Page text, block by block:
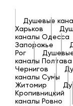
Душевые
Харьков
каналы Одесса
Запорожье
Рог
каналы Полтава
Чернигов
каналы Сумы
Житомир
Кропивницкий
каналы Ровно